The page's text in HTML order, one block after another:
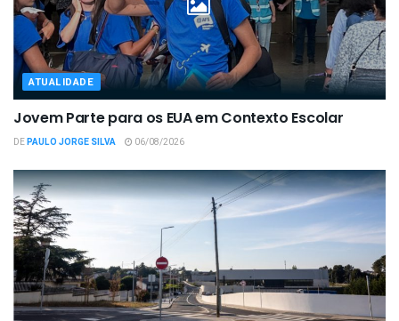
ATUALIDADE
Jovem Parte para os EUA em Contexto Escolar
DEPAULO JORGE SILVA 06/08/2026